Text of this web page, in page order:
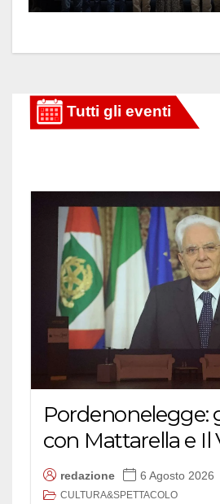
Pordenonelegge:
con Mattarella e Il
redazione 6 Agosto 2026
CULTURA&SPETTACOLO